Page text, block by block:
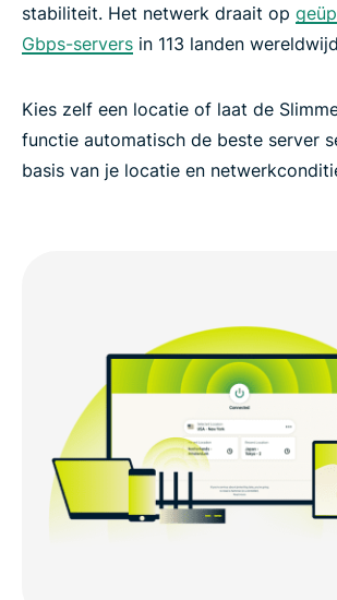
stabiliteit. Het netwerk draait op
Gbps-servers in 113 landen
Kies zelf een locatie of laat de
functie automatisch de beste server
basis van je locatie en